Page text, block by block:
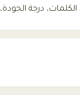
الكلمات، درجة